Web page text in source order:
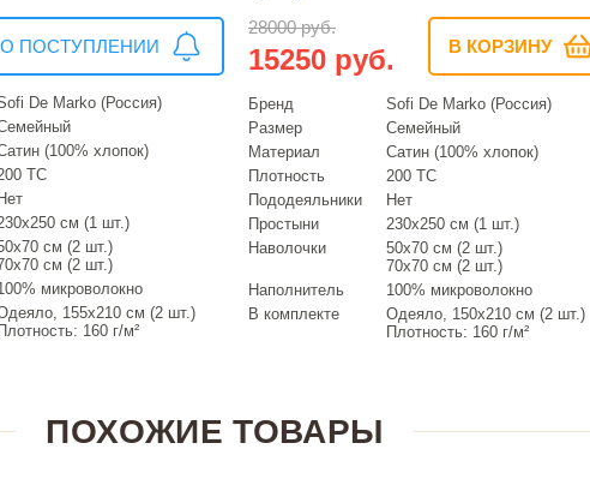
ПОСТУПЛЕНИИ
De Marko (Россия)
(100% хлопок)
ТС
Нет
см (1 шт.)
см (2 шт.)
см (2 шт.)
микроволокно
155х210 см (2 шт.)
Плотность: 160 г/м²
28000 руб.
15250 руб. В КОРЗИНУ
Бренд
Sofi De Marko (Россия)
Размер
Семейный
Материал
Сатин (100% хлопок)
Плотность
200 ТС
Пододеяльники
Нет
Простыни
230х250 см (1 шт.)
Наволочки
50х70 см (2 шт.)
70х70 см (2 шт.)
Наполнитель
100% микроволокно
В комплекте
Одеяло, 150х210 см (2 шт.)
Плотность: 160 г/м²
ПОХОЖИЕ ТОВАРЫ